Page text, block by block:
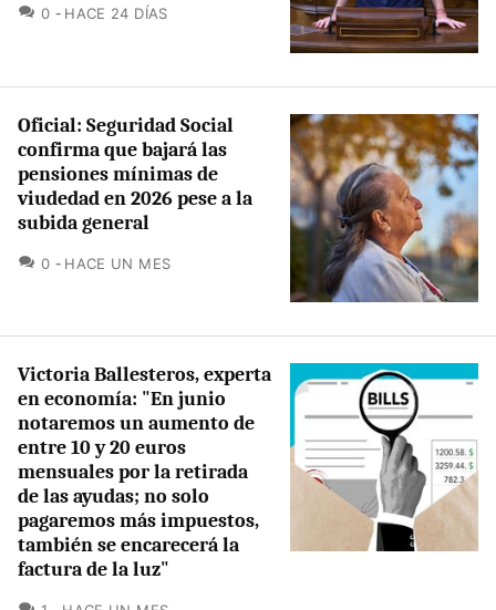
0 COMENTARIOS
HACE 24 DÍAS
Oficial: Seguridad Social
confirma que bajará las
pensiones mínimas de
viudedad en 2026 pese a la
subida general
0 COMENTARIOS
HACE UN MES
Victoria Ballesteros, experta
en economía: "En junio
notaremos un aumento de
entre 10 y 20 euros
mensuales por la retirada
de las ayudas; no solo
pagaremos más impuestos,
también se encarecerá la
factura de la luz"